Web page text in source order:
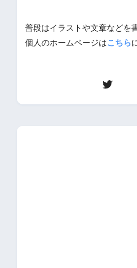
普段はイラストや文章などを
個人のホームページはこちら